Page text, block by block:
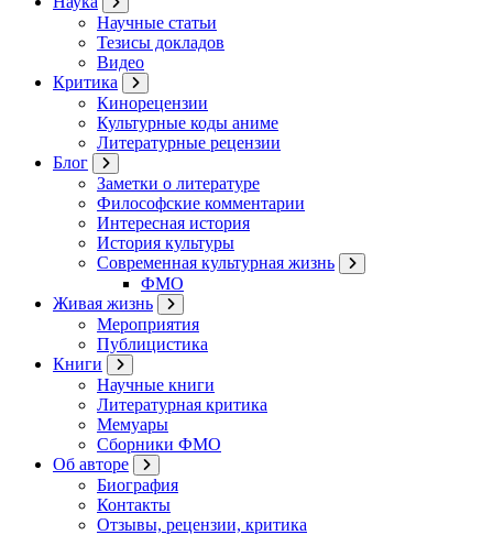
Научные статьи
Тезисы докладов
Видео
Критика
Кинорецензии
Культурные коды аниме
Литературные рецензии
Блог
Заметки о литературе
Философские комментарии
Интересная история
История культуры
Современная культурная жизнь
ФМО
Живая жизнь
Мероприятия
Публицистика
Книги
Научные книги
Литературная критика
Мемуары
Сборники ФМО
Об авторе
Биография
Контакты
Отзывы, рецензии, критика